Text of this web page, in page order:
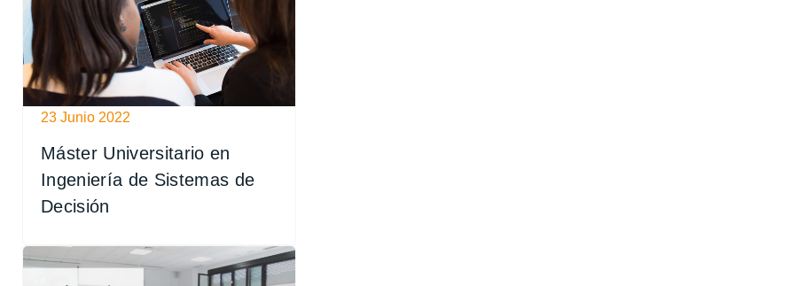
23 Junio 2022
Máster Universitario en
Ingeniería de Sistemas de
Decisión